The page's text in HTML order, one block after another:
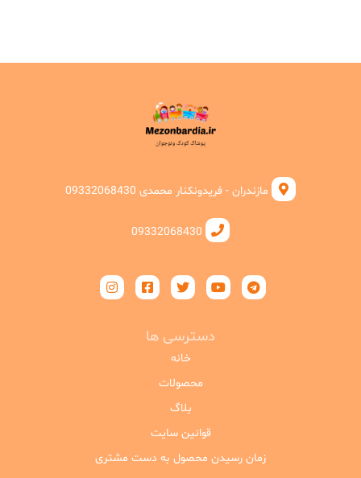
مازندران - فریدونکنار محمدی 09332068430
09332068430
دسترسی ها
خانه
محصولات
بلاگ
قوانین سایت
زمان رسیدن محصول به دست مشتری